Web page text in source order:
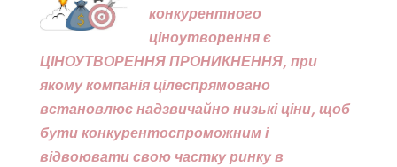
конкурентного
ціноутворення є
ЦІНОУТВОРЕННЯ ПРОНИКНЕННЯ, при
якому компанія цілеспрямовано
встановлює надзвичайно низькі ціни, щоб
бути конкурентоспроможним і
відвоювати свою частку ринку в